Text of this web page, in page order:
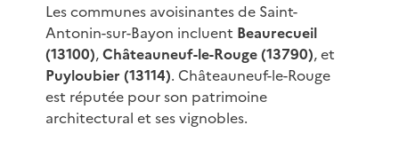
Les communes avoisinantes de Saint-
Antonin-sur-Bayon incluent Beaurecueil
(13100),Châteauneuf-le-Rouge (13790), et
Puyloubier (13114). Châteauneuf-le-Rouge
est réputée pour son patrimoine
architectural et ses vignobles.